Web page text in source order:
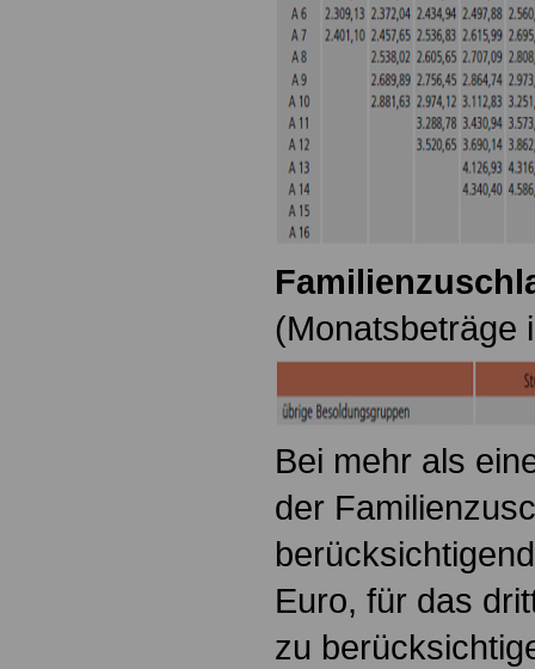
(Monatsbeträge
Bei mehr als
der
Euro, für das
zu